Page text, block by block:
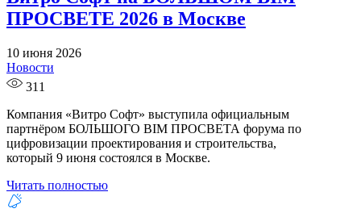
ПРОСВЕТЕ 2026 в Москве
10 июня 2026
Новости
311
Компания «Витро Софт» выступила официальным
партнёром БОЛЬШОГО BIM ПРОСВЕТА форума по
цифровизации проектирования и строительства,
который 9 июня состоялся в Москве.
Читать полностью